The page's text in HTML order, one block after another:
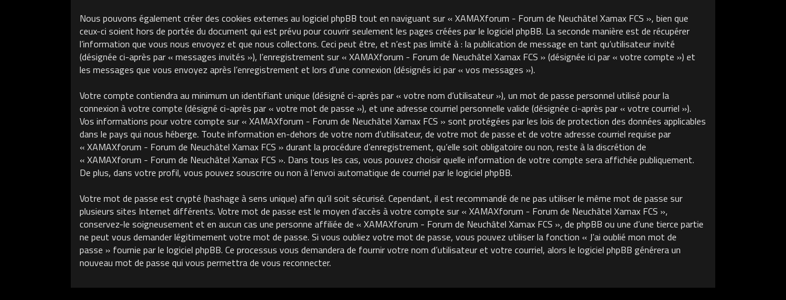
Nous pouvons également créer des cookies externes au logiciel phpBB tout en naviguant sur « XAMAXforum - Forum de Neuchâtel Xamax FCS », bien que
ceux-ci soient hors de portée du document qui est prévu pour couvrir seulement les pages créées par le logiciel phpBB. La seconde manière est de récupérer
l’information que vous nous envoyez et que nous collectons. Ceci peut être, et n’est pas limité à : la publication de message en tant qu’utilisateur invité
(désignée ci-après par « messages invités »), l’enregistrement sur « XAMAXforum - Forum de Neuchâtel Xamax FCS » (désignée ici par « votre compte ») et
les messages que vous envoyez après l’enregistrement et lors d’une connexion (désignés ici par « vos messages »).
Votre compte contiendra au minimum un identifiant unique (désigné ci-après par « votre nom d’utilisateur »), un mot de passe personnel utilisé pour la
connexion à votre compte (désigné ci-après par « votre mot de passe »), et une adresse courriel personnelle valide (désignée ci-après par « votre courriel »).
Vos informations pour votre compte sur « XAMAXforum - Forum de Neuchâtel Xamax FCS » sont protégées par les lois de protection des données applicables
dans le pays qui nous héberge. Toute information en-dehors de votre nom d’utilisateur, de votre mot de passe et de votre adresse courriel requise par
« XAMAXforum - Forum de Neuchâtel Xamax FCS » durant la procédure d’enregistrement, qu’elle soit obligatoire ou non, reste à la discrétion de
« XAMAXforum - Forum de Neuchâtel Xamax FCS ». Dans tous les cas, vous pouvez choisir quelle information de votre compte sera affichée publiquement.
De plus, dans votre profil, vous pouvez souscrire ou non à l’envoi automatique de courriel par le logiciel phpBB.
Votre mot de passe est crypté (hashage à sens unique) afin qu’il soit sécurisé. Cependant, il est recommandé de ne pas utiliser le même mot de passe sur
plusieurs sites Internet différents. Votre mot de passe est le moyen d’accès à votre compte sur « XAMAXforum - Forum de Neuchâtel Xamax FCS »,
conservez-le soigneusement et en aucun cas une personne affiliée de « XAMAXforum - Forum de Neuchâtel Xamax FCS », de phpBB ou une d’une tierce partie
ne peut vous demander légitimement votre mot de passe. Si vous oubliez votre mot de passe, vous pouvez utiliser la fonction « J’ai oublié mon mot de
passe » fournie par le logiciel phpBB. Ce processus vous demandera de fournir votre nom d’utilisateur et votre courriel, alors le logiciel phpBB générera un
nouveau mot de passe qui vous permettra de vous reconnecter.